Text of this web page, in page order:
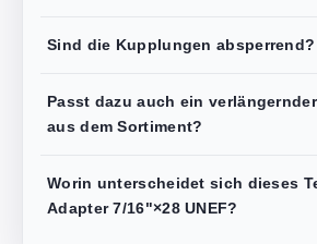
Sind die Kupplungen absperrend?
Passt dazu auch ein
aus dem Sortiment?
Worin unterscheidet sich dieses
Adapter 7/16"×28 UNEF?